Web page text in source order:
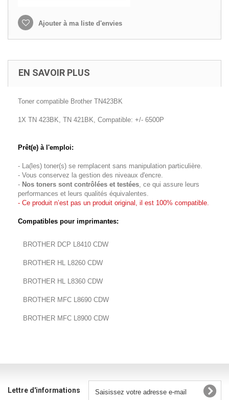
Ajouter à ma liste d'envies
EN SAVOIR PLUS
Toner compatible Brother TN423BK
1X TN 423BK, TN 421BK, Compatible: +/- 6500P
Prêt(e) à l'emploi:
- La(les) toner(s) se remplacent sans manipulation particulière.
- Vous conservez la gestion des niveaux d'encre.
- Nos toners sont contrôlées et testées, ce qui assure leurs
performances et leurs qualités équivalentes.
- Ce produit n’est pas un produit original, il est 100% compatible.
Compatibles pour imprimantes:
BROTHER DCP L8410 CDW
BROTHER HL L8260 CDW
BROTHER HL L8360 CDW
BROTHER MFC L8690 CDW
BROTHER MFC L8900 CDW
Lettre d'informations